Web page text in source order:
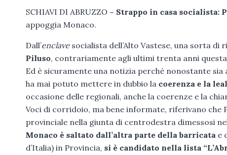
SCHIAVI DI ABRUZZO – Strappo in casa socialista:
appoggia Monaco.
Dall’enclavesocialista dell’Alto Vastese, una sorta di
Piluso, contrariamente agli ultimi trenta anni
Ed è sicuramente una notizia perché nonostante
ha mai potuto mettere in dubbio la coerenza e la
occasione delle regionali, anche la coerenze e la
Voci di corridoio, ma bene informate, riferivano che
provinciale nella giunta di centrodestra dimessosi
Monaco è saltato dall’altra parte della barricata e
d’Italia) in Provincia, si è candidato nella lista